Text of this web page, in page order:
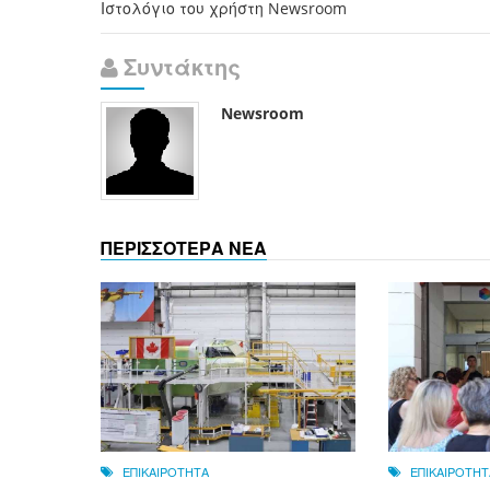
Ιστολόγιο του χρήστη Newsroom
Συντάκτης
Newsroom
ΠΕΡΙΣΣΟΤΕΡΑ ΝΕΑ
ΕΠΙΚΑΙΡΟΤΗΤΑ